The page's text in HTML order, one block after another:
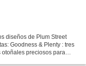
diseños de Plum Street
Goodness & Plenty : tres
preciosos para